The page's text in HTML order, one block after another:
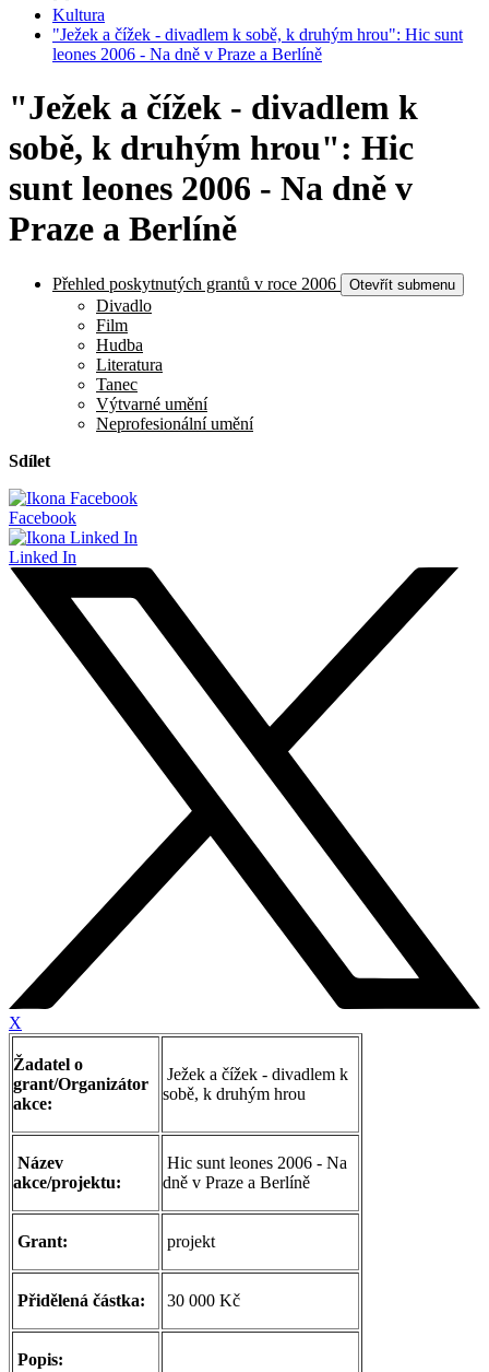
Kultura
"Ježek a čížek - divadlem k sobě, k druhým hrou": Hic sunt
leones 2006 - Na dně v Praze a Berlíně
"Ježek a čížek - divadlem k
sobě, k druhým hrou": Hic
sunt leones 2006 - Na dně v
Praze a Berlíně
Přehled poskytnutých grantů v roce 2006 Otevřít submenu
Divadlo
Film
Hudba
Literatura
Tanec
Výtvarné umění
Neprofesionální umění
Sdílet
Facebook
Linked In
X
Žadatel o
grant/Organizátor
akce:
Ježek a čížek - divadlem k
sobě, k druhým hrou
Název
akce/projektu:
Hic sunt leones 2006 - Na
dně v Praze a Berlíně
Grant: projekt
Přidělená částka: 30 000 Kč
Popis: